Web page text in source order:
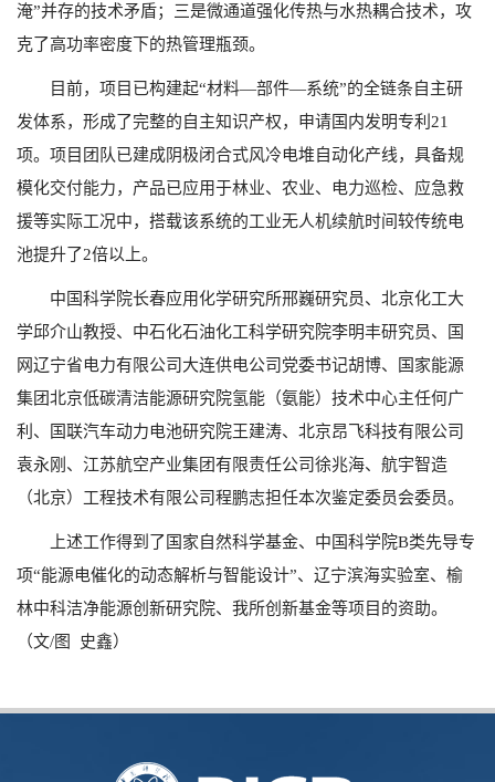
淹”并存的技术矛盾；三是微通道强化传热与水热耦合技术，攻
克了高功率密度下的热管理瓶颈。
目前，项目已构建起“材料—部件—系统”的全链条自主研
发体系，形成了完整的自主知识产权，申请国内发明专利 21
项。项目团队已建成阴极闭合式风冷电堆自动化产线，具备规
模化交付能力，产品已应用于林业、农业、电力巡检、应急救
援等实际工况中，搭载该系统的工业无人机续航时间较传统电
池提升了2倍以上。
中国科学院长春应用化学研究所邢巍研究员、北京化工大
学邱介山教授、中石化石油化工科学研究院李明丰研究员、国
网辽宁省电力有限公司大连供电公司党委书记胡博、国家能源
集团北京低碳清洁能源研究院氢能（氨能）技术中心主任何广
利、国联汽车动力电池研究院王建涛、北京昂飞科技有限公司
袁永刚、江苏航空产业集团有限责任公司徐兆海、航宇智造
（北京）工程技术有限公司程鹏志担任本次鉴定委员会委员。
上述工作得到了国家自然科学基金、中国科学院B类先导专
项“能源电催化的动态解析与智能设计”、辽宁滨海实验室、榆
林中科洁净能源创新研究院、我所创新基金等项目的资助。
（文/图 史鑫）